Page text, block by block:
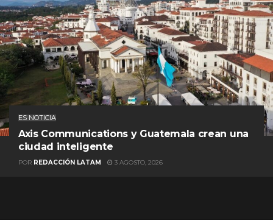
ES NOTICIA
Axis Communications y Guatemala crean una
ciudad inteligente
POR REDACCIÓN LATAM 3 AGOSTO, 2026